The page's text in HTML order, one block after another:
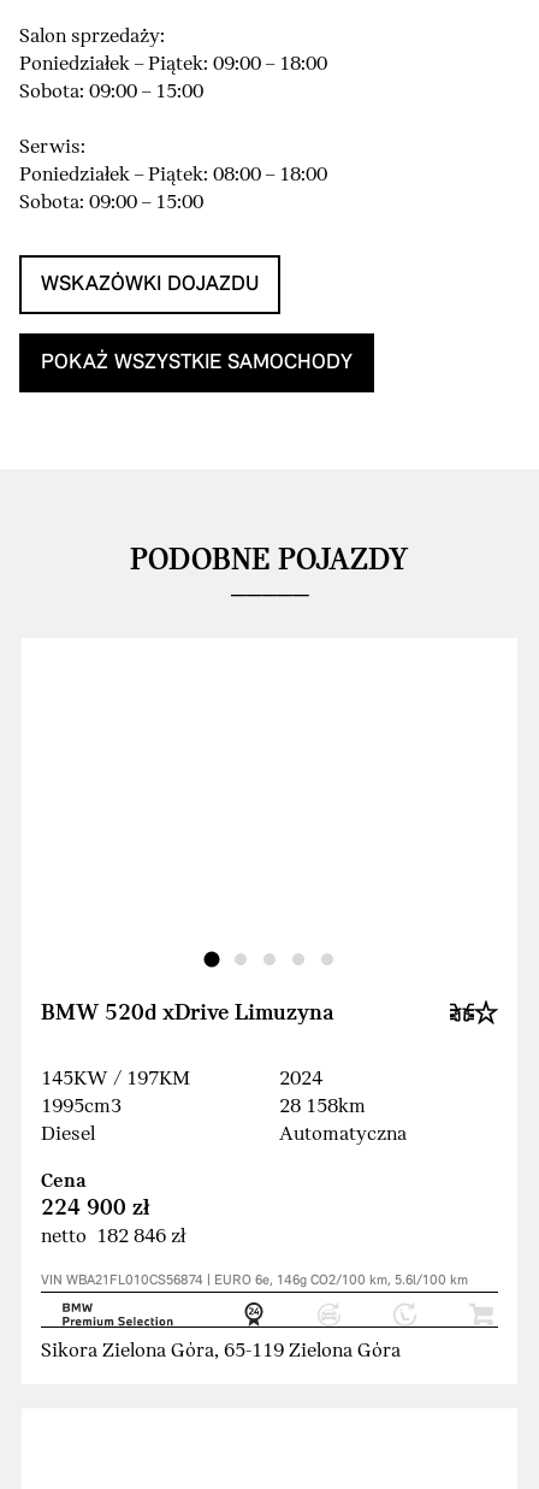
Salon sprzedaży:
Poniedziałek – Piątek: 09:00 – 18:00
Sobota: 09:00 – 15:00
Serwis:
Poniedziałek – Piątek: 08:00 – 18:00
Sobota: 09:00 – 15:00
WSKAZÓWKI DOJAZDU
POKAŻ WSZYSTKIE SAMOCHODY
PODOBNE POJAZDY
BMW 520d xDrive Limuzyna
145KW / 197KM
1995cm3
Diesel
2024
28 158km
Automatyczna
Cena
224 900 zł
netto 182 846 zł
VIN WBA21FL010CS56874 | EURO 6e, 146g CO2/100 km, 5.6l/100 km
Sikora Zielona Góra, 65-119 Zielona Góra